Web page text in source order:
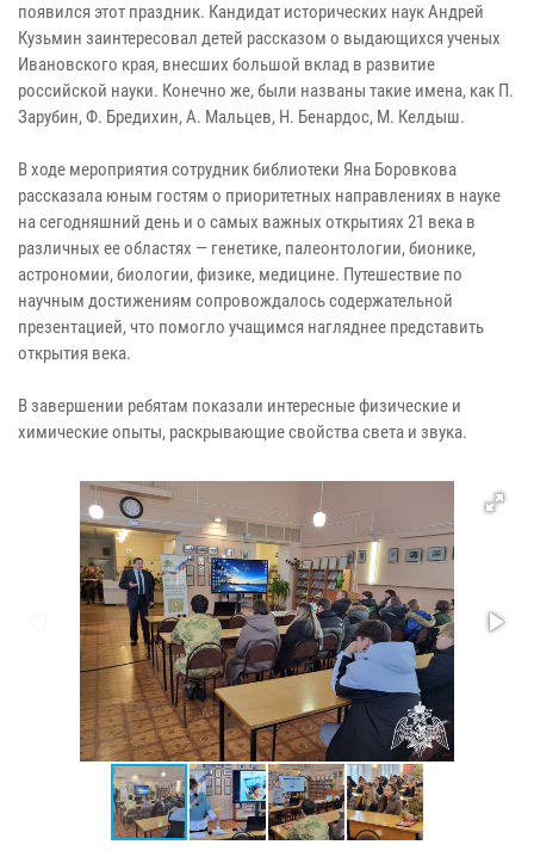
появился этот праздник. Кандидат исторических наук Андрей
Кузьмин заинтересовал детей рассказом о выдающихся ученых
Ивановского края, внесших большой вклад в развитие
российской науки. Конечно же, были названы такие имена, как П.
Зарубин, Ф. Бредихин, А. Мальцев, Н. Бенардос, М. Келдыш.
В ходе мероприятия сотрудник библиотеки Яна Боровкова
рассказала юным гостям о приоритетных направлениях в науке
на сегодняшний день и о самых важных открытиях 21 века в
различных ее областях — генетике, палеонтологии, бионике,
астрономии, биологии, физике, медицине. Путешествие по
научным достижениям сопровождалось содержательной
презентацией, что помогло учащимся нагляднее представить
открытия века.
В завершении ребятам показали интересные физические и
химические опыты, раскрывающие свойства света и звука.